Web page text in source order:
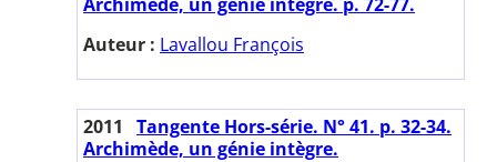
Auteur : Lavallou François
2011
Tangente Hors-série. N° 41. p. 32-34.
Archimède, un génie intègre.